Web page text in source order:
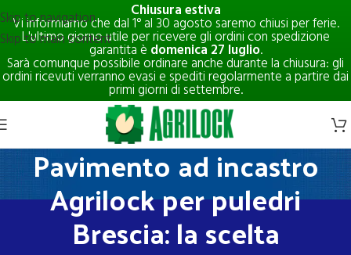
Chiusura estiva
Vi informiamo che dal 1° al 30 agosto saremo chiusi per ferie.
L'ultimo giorno utile per ricevere gli ordini con spedizione
garantita è domenica 27 luglio.
Sarà comunque possibile ordinare anche durante la chiusura: gli
ordini ricevuti verranno evasi e spediti regolarmente a partire dai
primi giorni di settembre.
Skip to navigation
Skip to main content
Pavimento ad incastro
Agrilock per puledri
Brescia: la scelta